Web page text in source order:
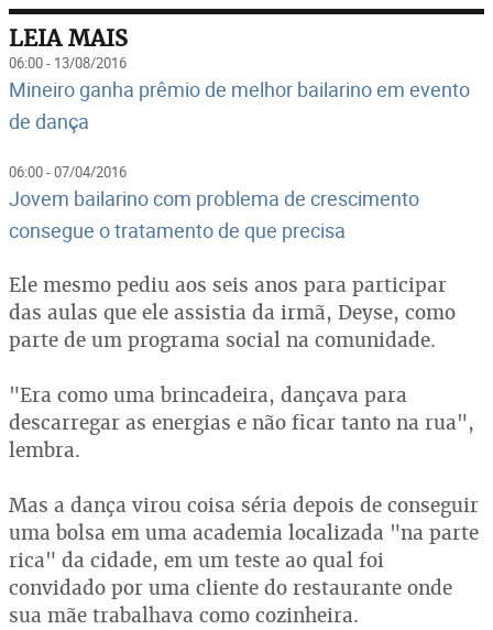
LEIA MAIS
06:00 - 13/08/2016
Mineiro ganha prêmio de melhor bailarino em evento
de dança
06:00 - 07/04/2016
Jovem bailarino com problema de crescimento
consegue o tratamento de que precisa
Ele mesmo pediu aos seis anos para participar
das aulas que ele assistia da irmã, Deyse, como
parte de um programa social na comunidade.
"Era como uma brincadeira, dançava para
descarregar as energias e não ficar tanto na rua",
lembra.
Mas a dança virou coisa séria depois de conseguir
uma bolsa em uma academia localizada "na parte
rica" da cidade, em um teste ao qual foi
convidado por uma cliente do restaurante onde
sua mãe trabalhava como cozinheira.